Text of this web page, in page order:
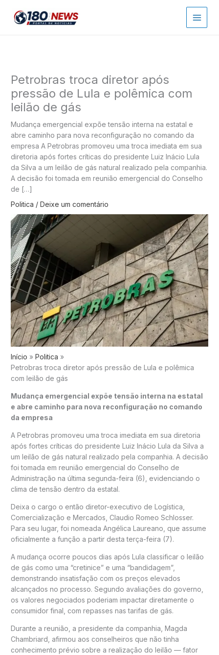
para
Petrobras troca diretor após
pressão de Lula e polêmica com
leilão de gás
Mudança emergencial expõe tensão interna na estatal e
abre caminho para nova reconfiguração no comando da
empresa A Petrobras promoveu uma troca imediata em sua
diretoria após fortes críticas do presidente Luiz Inácio Lula
da Silva a um leilão de gás natural realizado pela companhia.
A decisão foi tomada em reunião emergencial do Conselho
de […]
Politica / Deixe um comentário
Início
Politica
Petrobras troca diretor após pressão de Lula e polêmica
com leilão de gás
Mudança emergencial expõe tensão interna na estatal
e abre caminho para nova reconfiguração no comando
da empresa
A Petrobras promoveu uma troca imediata em sua diretoria
após fortes críticas do presidente Luiz Inácio Lula da Silva a
um leilão de gás natural realizado pela companhia. A decisão
foi tomada em reunião emergencial do Conselho de
Administração na última segunda-feira (6), evidenciando o
clima de tensão dentro da estatal.
Deixa o cargo o então diretor-executivo de Logística,
Comercialização e Mercados, Claudio Romeo Schlosser.
Para seu lugar, foi nomeada Angélica Laureano , que assume
oficialmente a função a partir desta terça-feira (7).
A mudança ocorre poucos dias após Lula classificar o leilão
de gás como uma “cretinice” e uma “bandidagem”,
demonstrando insatisfação com os preços elevados
alcançados no processo. Segundo avaliações do governo,
os valores negociados poderiam impactar diretamente o
consumidor final, com repasses nas tarifas de gás.
Durante a reunião, a presidente da companhia, Magda
Chambriard , afirmou aos conselheiros que não tinha
conhecimento prévio sobre a realização do leilão — fator